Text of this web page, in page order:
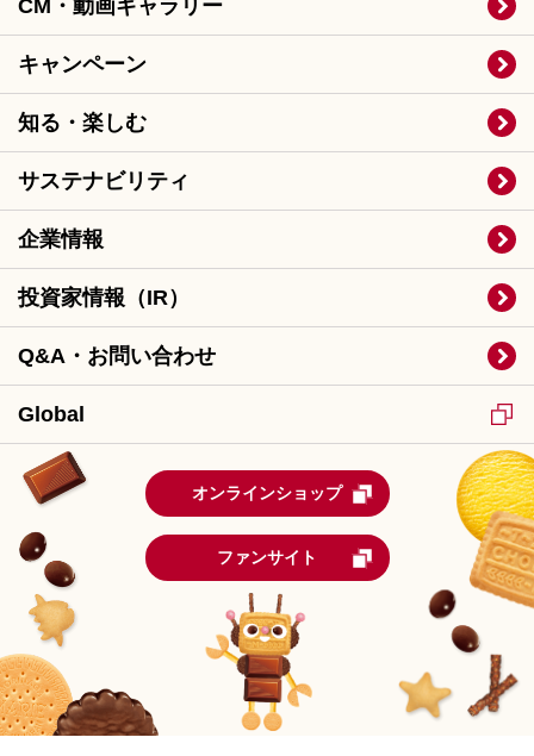
CM・動画ギャラリー
キャンペーン
知る・楽しむ
サステナビリティ
企業情報
投資家情報（IR）
Q&A・お問い合わせ
Global
オンラインショップ
ファンサイト